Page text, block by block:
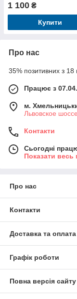
1 100 ₴
Купити
Про нас
35% позитивних з 18
Працює з
м.
Львовское
Контакти
Сьогодні
Показати весь
Про нас
Контакти
Доставка та оплата
Графік роботи
Повна версія сайту